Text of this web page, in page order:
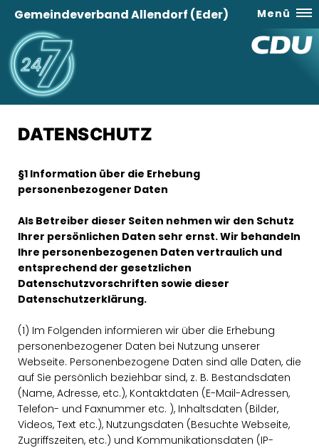
Gemeindeverband Allendorf (Eder) Menü
DATENSCHUTZ
§1 Information über die Erhebung
personenbezogener Daten
Als Betreiber dieser Seiten nehmen wir den Schutz
Ihrer persönlichen Daten sehr ernst. Wir behandeln
Ihre personenbezogenen Daten vertraulich und
entsprechend der gesetzlichen
Datenschutzvorschriften sowie dieser
Datenschutzerklärung.
(1) Im Folgenden informieren wir über die Erhebung
personenbezogener Daten bei Nutzung unserer
Webseite. Personenbezogene Daten sind alle Daten, die
auf Sie persönlich beziehbar sind, z. B. Bestandsdaten
(Name, Adresse, etc.), Kontaktdaten (E-Mail-Adressen,
Telefon- und Faxnummer etc. ), Inhaltsdaten (Bilder,
Videos, Text etc.), Nutzungsdaten (Besuchte Webseite,
Zugriffszeiten, etc.) und Kommunikationsdaten (IP-